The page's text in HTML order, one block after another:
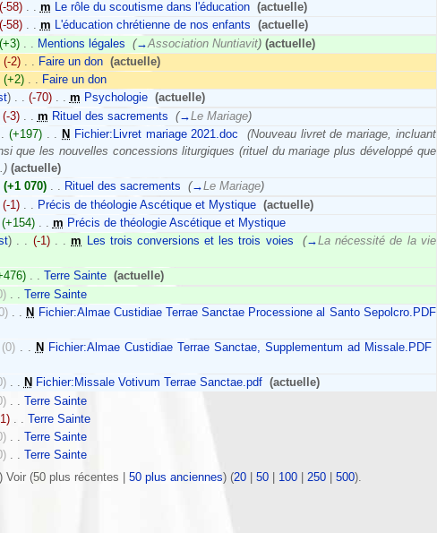
(-58)‎ . . m Le rôle du scoutisme dans l'éducation‎ (actuelle)
(-58)‎ . . m L'éducation chrétienne de nos enfants
(actuelle)
(+3)‎ Mentions légales (→Association Nuntiavit) (actuelle)
(-2)‎ . . Faire un don‎ (actuelle)
(+2)‎ . . Faire un don‎
) . . (-70)‎ . . m Psychologie‎ (actuelle)
(-3)‎ m Rituel des sacrements (→Le Mariage)
(+197) . . N Fichier:Livret mariage 2021.doc
(Nouveau livret de mariage, incluant
que les nouvelles concessions liturgiques (rituel du mariage plus développé que
(actuelle)
(+1 070)‎ . . Rituel des sacrements (→Le Mariage)
(-1)‎ Précis de théologie Ascétique et Mystique‎ (actuelle)
(+154)‎ m Précis de théologie Ascétique et Mystique‎
) . . (-1)‎ . . m Les trois conversions et les trois voies ‎(→La nécessité de la vie
‎ . . Terre Sainte‎ (actuelle)
‎ Terre Sainte‎
‎ . . N
Fichier:Almae Custidiae Terrae Sanctae Processione al Santo Sepolcro.PDF
(0)‎ . . N Fichier:Almae Custidiae Terrae Sanctae, Supplementum ad Missale.PDF‎
‎ . . N Fichier:Missale Votivum Terrae Sanctae.pdf‎ (actuelle)
‎ Terre Sainte‎
‎ . . Terre Sainte‎
‎ . . Terre Sainte‎
‎ . . Terre Sainte‎
) Voir (50 plus récentes | 50 plus anciennes) (20| 50| 100| 250| 500).